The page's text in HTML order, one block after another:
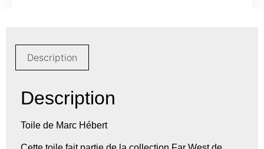
Description
Description
Toile de Marc Hébert